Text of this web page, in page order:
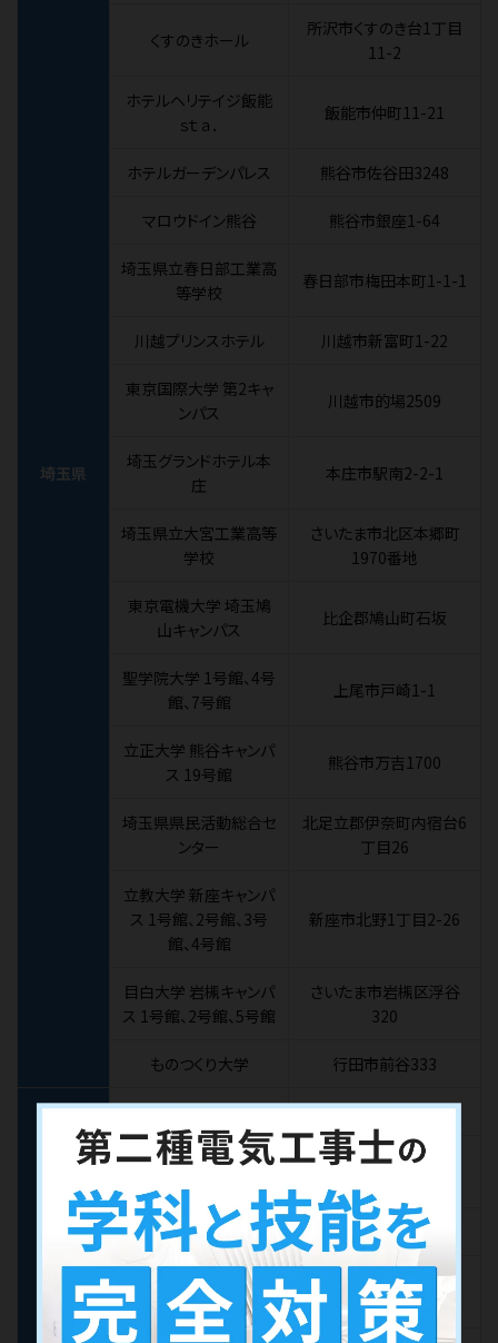
埼玉県
くすのきホール
所沢市くすのき台1丁目
11-2
ホテルヘリテイジ飯能
ｓｔａ．
飯能市仲町11-21
ホテルガーデンパレス 熊谷市佐谷田3248
マロウドイン熊谷 熊谷市銀座1-64
埼玉県立春日部工業高
等学校
春日部市梅田本町1-1-1
川越プリンスホテル 川越市新富町1-22
東京国際大学 第2キャ
ンパス
川越市的場2509
埼玉グランドホテル本
庄
本庄市駅南2-2-1
埼玉県立大宮工業高等
学校
さいたま市北区本郷町
1970番地
東京電機大学 埼玉鳩
山キャンパス
比企郡鳩山町石坂
聖学院大学 1号館、4号
館、7号館
上尾市戸崎1-1
立正大学 熊谷キャンパ
ス 19号館
熊谷市万吉1700
埼玉県県民活動総合セ
ンター
北足立郡伊奈町内宿台6
丁目26
立教大学 新座キャンパ
ス 1号館、2号館、3号
館、4号館
新座市北野1丁目2-26
目白大学 岩槻キャンパ
ス 1号館、2号館、5号館
さいたま市岩槻区浮谷
320
ものつくり大学 行田市前谷333
幕張メッセ 国際会議場 千葉市美浜区中瀬2-1
トーセイホテル＆セミナ
ー幕張
習志野市茜浜2-3-2
ヒルトン成田 成田市小菅456
敬愛大学 稲毛キャンパ
ス
千葉市稲毛区穴川1-5-
21